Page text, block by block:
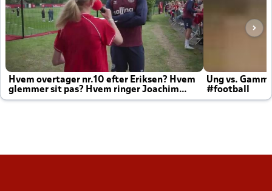
Hvem overtager nr.10 efter Eriksen? Hvem
glemmer sit pas? Hvem ringer Joachim
altid til efter kampe?
Ung vs.
#football